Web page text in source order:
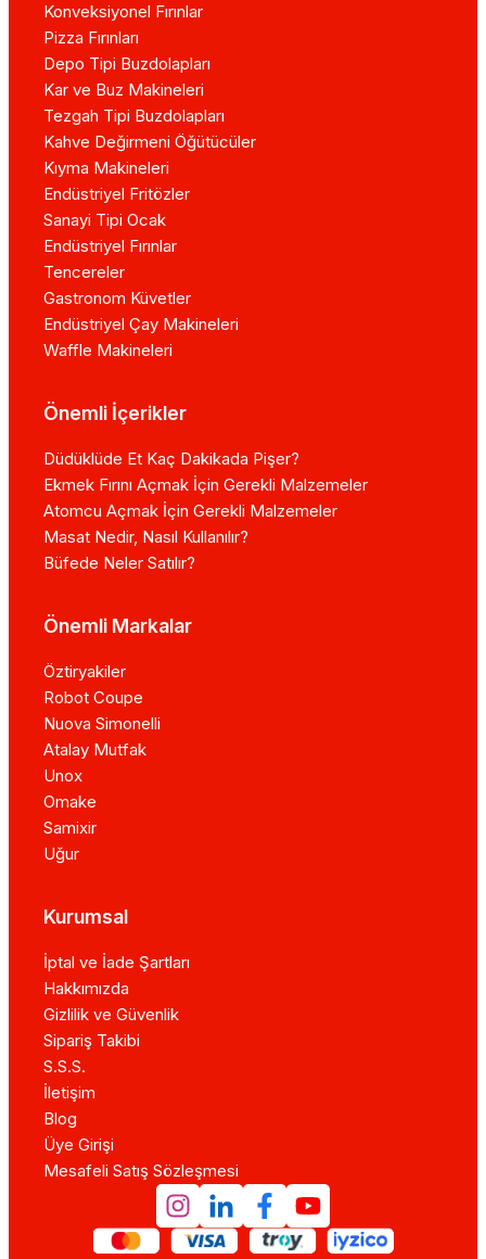
Konveksiyonel Fırınlar
Pizza Fırınları
Depo Tipi Buzdolapları
Kar ve Buz Makineleri
Tezgah Tipi Buzdolapları
Kahve Değirmeni Öğütücüler
Kıyma Makineleri
Endüstriyel Fritözler
Sanayi Tipi Ocak
Endüstriyel Fırınlar
Tencereler
Gastronom Küvetler
Endüstriyel Çay Makineleri
Waffle Makineleri
Önemli İçerikler
Düdüklüde Et Kaç Dakikada Pişer?
Ekmek Fırını Açmak İçin Gerekli Malzemeler
Atomcu Açmak İçin Gerekli Malzemeler
Masat Nedir, Nasıl Kullanılır?
Büfede Neler Satılır?
Önemli Markalar
Öztiryakiler
Robot Coupe
Nuova Simonelli
Atalay Mutfak
Unox
Omake
Samixir
Uğur
Kurumsal
İptal ve İade Şartları
Hakkımızda
Gizlilik ve Güvenlik
Sipariş Takibi
S.S.S.
İletişim
Blog
Üye Girişi
Mesafeli Satış Sözleşmesi